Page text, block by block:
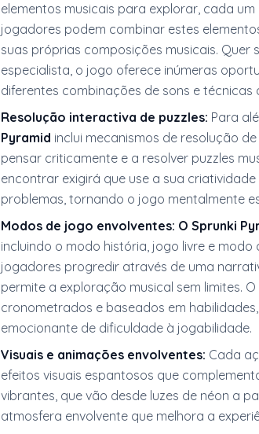
elementos musicais para explorar, cada
jogadores podem combinar estes
suas próprias composições musicais. Quer
especialista, o jogo oferece inúmeras
diferentes combinações de sons e técnicas
Resolução interactiva de puzzles: Para
Pyramid inclui mecanismos de resolução
pensar criticamente e a resolver puzzles
encontrar exigirá que use a sua
problemas, tornando o jogo mentalmente
Modos de jogo envolventes: O Sprunki
incluindo o modo história, jogo livre e
jogadores progredir através de uma
permite a exploração musical sem limites.
cronometrados e baseados em
emocionante de dificuldade à jogabilidade.
Visuais e animações envolventes: Cada
efeitos visuais espantosos que
vibrantes, que vão desde luzes de néon a
atmosfera envolvente que melhora a